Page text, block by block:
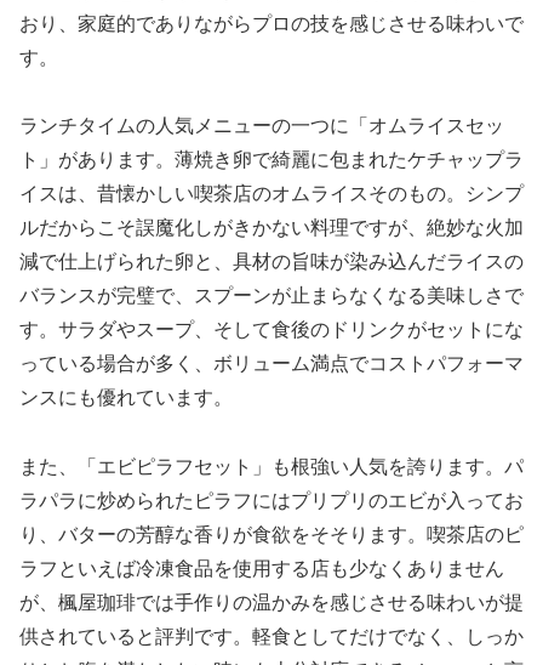
おり、家庭的でありながらプロの技を感じさせる味わいで
す。
ランチタイムの人気メニューの一つに「オムライスセッ
ト」があります。薄焼き卵で綺麗に包まれたケチャップラ
イスは、昔懐かしい喫茶店のオムライスそのもの。シンプ
ルだからこそ誤魔化しがきかない料理ですが、絶妙な火加
減で仕上げられた卵と、具材の旨味が染み込んだライスの
バランスが完璧で、スプーンが止まらなくなる美味しさで
す。サラダやスープ、そして食後のドリンクがセットにな
っている場合が多く、ボリューム満点でコストパフォーマ
ンスにも優れています。
また、「エビピラフセット」も根強い人気を誇ります。パ
ラパラに炒められたピラフにはプリプリのエビが入ってお
り、バターの芳醇な香りが食欲をそそります。喫茶店のピ
ラフといえば冷凍食品を使用する店も少なくありません
が、楓屋珈琲では手作りの温かみを感じさせる味わいが提
供されていると評判です。軽食としてだけでなく、しっか